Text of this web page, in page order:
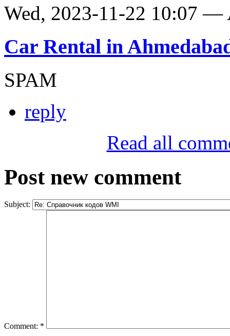
Wed, 2023-11-22 10:07 —
Car Rental in
SPAM
reply
Read all
Post new comment
Subject:
Comment: *